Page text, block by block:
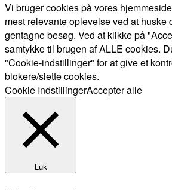
Vi bruger cookies på vores
mest relevante oplevelse ved at
gentagne besøg. Ved at klikke på
samtykke til brugen af ALLE cookies.
"Cookie-indstillinger" for at give et
blokere/slette cookies.
Cookie IndstillingerAccepter alle
Luk